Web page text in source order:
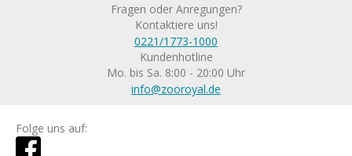
Fragen oder Anregungen?
Kontaktiere uns!
0221/1773-1000
Kundenhotline
Mo. bis Sa. 8:00 - 20:00 Uhr
info@zooroyal.de
Folge uns auf: